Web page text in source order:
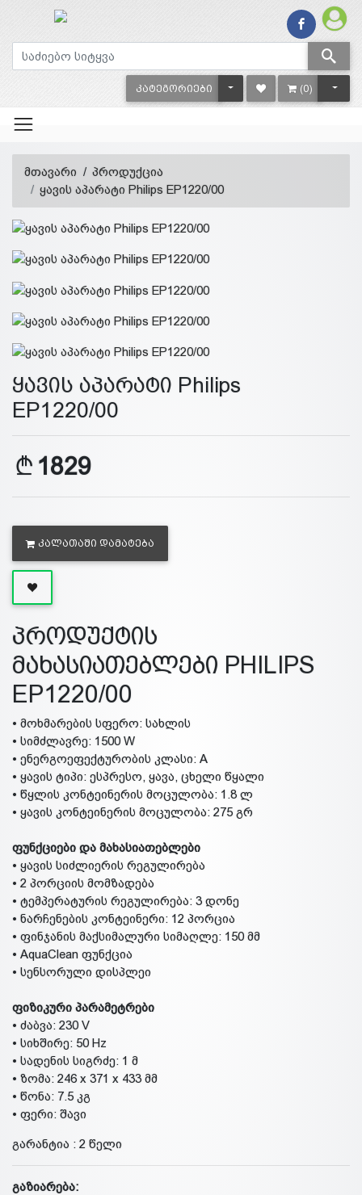
ᲙᲐᲢᲔᲒᲝᲠᲘᲔᲑᲘ TOGGLE DROPDOWN
(0)
მთავარი
პროდუქცია
ყავის აპარატი Philips EP1220/00
ყავის აპარატი Philips
EP1220/00
1829
ᲙᲐᲚᲐᲗᲐᲨᲘ ᲓᲐᲛᲐᲢᲔᲑᲐ
პროდუქტის
მახასიათებლები PHILIPS
EP1220/00
• მოხმარების სფერო: სახლის
• სიმძლავრე: 1500 W
• ენერგოეფექტურობის კლასი: A
• ყავის ტიპი: ესპრესო, ყავა, ცხელი წყალი
• წყლის კონტეინერის მოცულობა: 1.8 ლ
• ყავის კონტეინერის მოცულობა: 275 გრ
ფუნქციები და მახასიათებლები
• ყავის სიძლიერის რეგულირება
• 2 პორციის მომზადება
• ტემპერატურის რეგულირება: 3 დონე
• ნარჩენების კონტეინერი: 12 პორცია
• ფინჯანის მაქსიმალური სიმაღლე: 150 მმ
• AquaClean ფუნქცია
• სენსორული დისპლეი
ფიზიკური პარამეტრები
• ძაბვა: 230 V
• სიხშირე: 50 Hz
• სადენის სიგრძე: 1 მ
• ზომა: 246 x 371 x 433 მმ
• წონა: 7.5 კგ
• ფერი: შავი
გარანტია : 2 წელი
გაზიარება: